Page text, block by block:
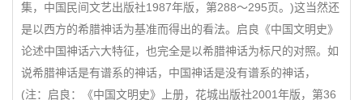
集，中国民间文艺出版社1987年版，第288～295页。)这当然还
是以西方的希腊神话为基准而得出的看法。启良《中国文明史》
论述中国神话六大特征，也完全是以希腊神话为标尺的对照。如
说希腊神话是有谱系的神话，中国神话是没有谱系的神话，
(注：启良：《中国文明史》上册，花城出版社2001年版，第36